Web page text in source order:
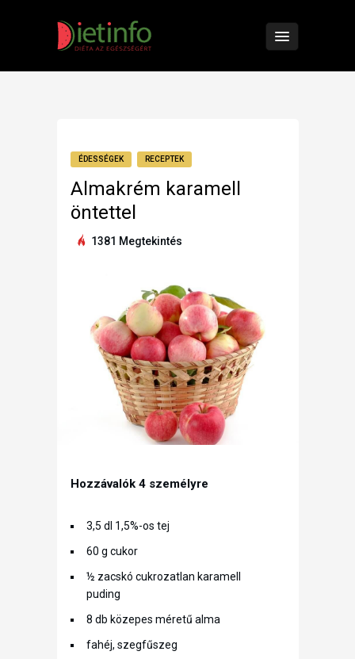
ÉDESSÉGEK RECEPTEK
Almakrém karamell
öntettel
1381 Megtekintés
Hozzávalók 4 személyre
3,5 dl 1,5%-os tej
60 g cukor
½ zacskó cukrozatlan karamell
puding
8 db közepes méretű alma
fahéj, szegfűszeg